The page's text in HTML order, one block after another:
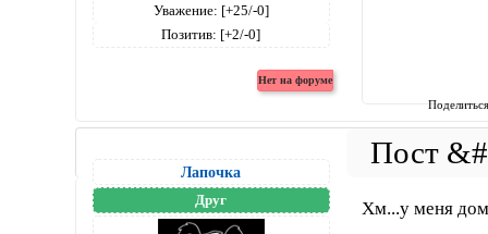
Уважение: [+25/-0]
Позитив: [+2/-0]
Лапочка
Друг
Хм...у меня